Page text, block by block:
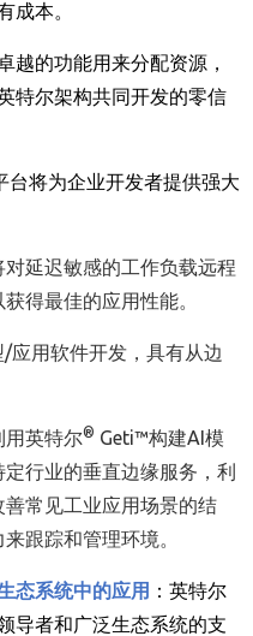
成本。
越的功能用来分配资源，
特尔架构共同开发的零信
台将为企业开发者提供强大
延迟敏感的工作负载远程
得最佳的应用性能。
/应用软件开发，具有从边
用英特尔® Geti™构建AI模
行业的垂直边缘服务，利
常见工业应用场景的结
跟踪和管理环境。
态系统中的应用 ：英特尔
导者和广泛生态系统的支